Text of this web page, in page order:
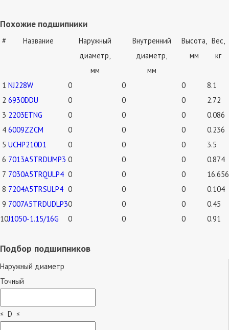
Похожие подшипники
# Название
Наружный
диаметр,
мм
Внутренний
диаметр,
мм
Высота,
мм
Вес,
кг
1 NJ228W 0 0 0
8.1
2 6930DDU 0 0 0
2.72
3 2203ETNG 0 0 0
0.086
4 6009ZZCM 0 0 0
0.236
5 UCHP210D1 0 0 0
3.5
6 7013A5TRDUMP3 0 0 0
0.874
7 7030A5TRQULP4 0 0 0
16.656
8 7204A5TRSULP4 0 0 0
0.104
9 7007A5TRDUDLP30 0 0
0.45
10J1050-1.15/16G 0 0 0 0.91
Подбор подшипников
Наружный диаметр
Точный
≤ D ≤